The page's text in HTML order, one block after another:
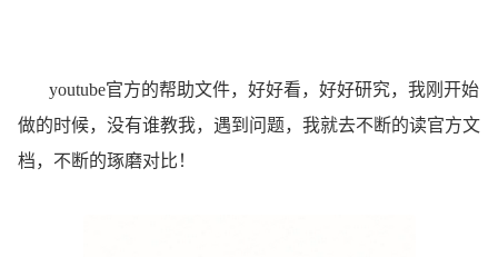
youtube官方的帮助文件，好好看，好好研究，我刚开始
做的时候，没有谁教我，遇到问题，我就去不断的读官方文
档，不断的琢磨对比！